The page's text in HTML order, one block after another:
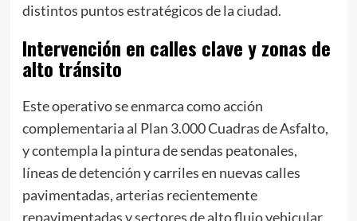
distintos puntos estratégicos de la ciudad.
Intervención en calles clave y zonas de
alto tránsito
Este operativo se enmarca como acción
complementaria al Plan 3.000 Cuadras de Asfalto,
y contempla la pintura de sendas peatonales,
líneas de detención y carriles en nuevas calles
pavimentadas, arterias recientemente
repavimentadas y sectores de alto flujo vehicular.